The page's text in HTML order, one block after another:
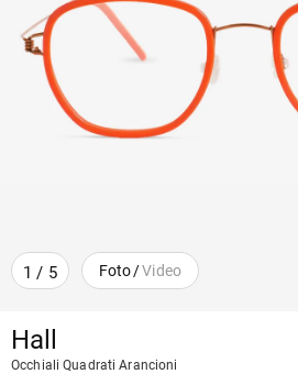
1 / 5 Foto/Video
Hall
Occhiali Quadrati Arancioni